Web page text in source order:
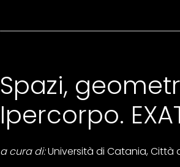
Spazi,
Ipercorpo.
a cura di:Università di Catania, Città